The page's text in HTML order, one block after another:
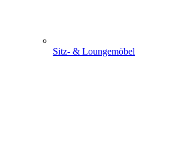
Sitz- & Loungemöbel